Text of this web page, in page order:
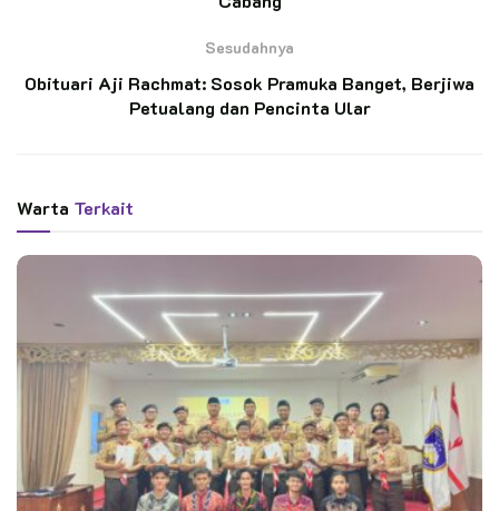
Ikuti Penerimaan Anggota Penggalang
“Selalu taati himbauan pemerintah soal wabah covid-19,”
Pihaknya juga berharap anggota gerakan Pramuka yng ada di
pangkalan SMPN 2 Kembang Janggut harus ikut serta dalam
pencegahan wabah yng sedang melanda Indonesia tercinta
kita ini.
“Saat ini wabah belum bisa dikatakan hilang, karena masih ada
info Menteri Kesehatan terkait wabah covid, saya tekankan
juga tetap jaga aktivitas dan imun agar kita tetap sehat dan
bisa melaksakan latihan rutin,” tegasnya.
Sesudahnya
Obituari Aji Rachmat: Sosok Pramuka Banget, Berjiwa
Petualang dan Pencinta Ular
Warta Terkait